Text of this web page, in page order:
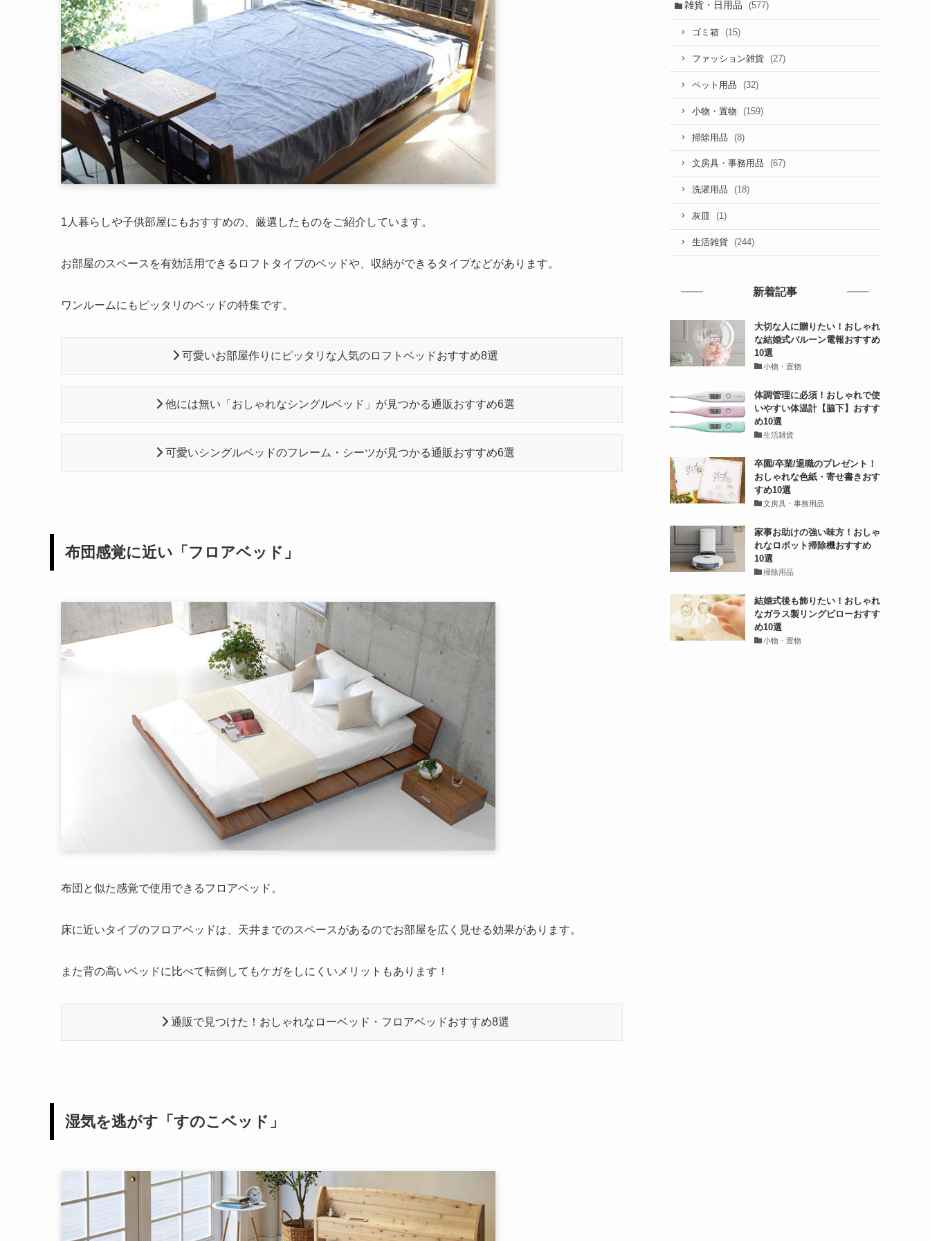
1人暮らしや子供部屋にもおすすめの、厳選したものをご紹介しています。
お部屋のスペースを有効活用できるロフトタイプのベッドや、収納ができるタイプなどがあります。
ワンルームにもピッタリのベッドの特集です。
可愛いお部屋作りにピッタリな人気のロフトベッドおすすめ8選
他には無い「おしゃれなシングルベッド」が見つかる通販おすすめ6選
可愛いシングルベッドのフレーム・シーツが見つかる通販おすすめ6選
布団感覚に近い「フロアベッド」
布団と似た感覚で使用できるフロアベッド。
床に近いタイプのフロアベッドは、天井までのスペースがあるのでお部屋を広く見せる効果があります。
また背の高いベッドに比べて転倒してもケガをしにくいメリットもあります！
通販で見つけた！おしゃれなローベッド・フロアベッドおすすめ8選
湿気を逃がす「すのこベッド」
雑貨・日用品 (577)
ゴミ箱 (15)
ファッション雑貨 (27)
ペット用品 (32)
小物・置物 (159)
掃除用品 (8)
文房具・事務用品 (67)
洗濯用品 (18)
灰皿 (1)
生活雑貨 (244)
新着記事
大切な人に贈りたい！おしゃれ
な結婚式バルーン電報おすすめ
10選
小物・置物
体調管理に必須！おしゃれで使
いやすい体温計【脇下】おすす
め10選
生活雑貨
卒園/卒業/退職のプレゼント！
おしゃれな色紙・寄せ書きおす
すめ10選
文房具・事務用品
家事お助けの強い味方！おしゃ
れなロボット掃除機おすすめ
10選
掃除用品
結婚式後も飾りたい！おしゃれ
なガラス製リングピローおすす
め10選
小物・置物